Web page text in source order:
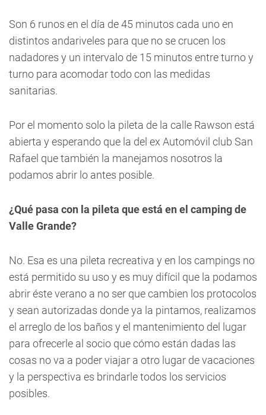
Son 6 runos en el día de 45 minutos cada uno en
distintos andariveles para que no se crucen los
nadadores y un intervalo de 15 minutos entre turno y
turno para acomodar todo con las medidas
sanitarias.
Por el momento solo la pileta de la calle Rawson está
abierta y esperando que la del ex Automóvil club San
Rafael que también la manejamos nosotros la
podamos abrir lo antes posible.
¿Qué pasa con la pileta que está en el camping de
Valle Grande?
No. Esa es una pileta recreativa y en los campings no
está permitido su uso y es muy difícil que la podamos
abrir éste verano a no ser que cambien los protocolos
y sean autorizadas donde ya la pintamos, realizamos
el arreglo de los baños y el mantenimiento del lugar
para ofrecerle al socio que cómo están dadas las
cosas no va a poder viajar a otro lugar de vacaciones
y la perspectiva es brindarle todos los servicios
posibles.